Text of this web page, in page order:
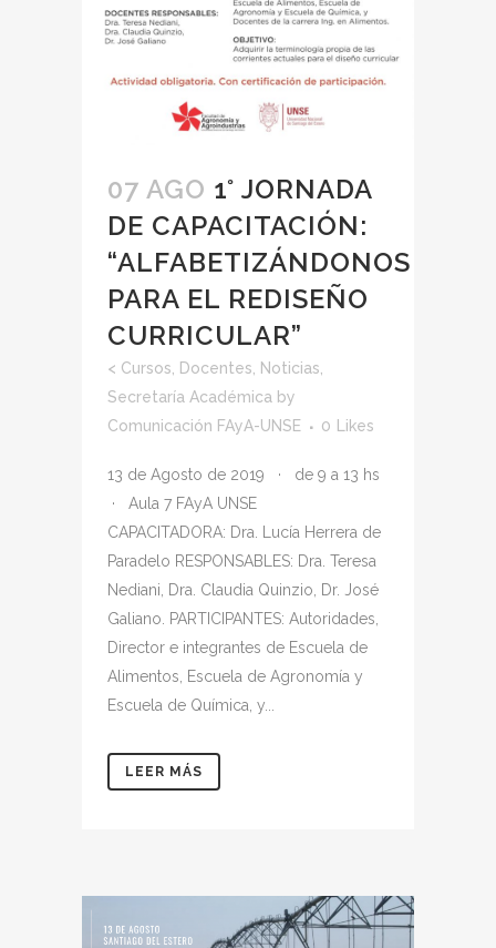
07 AGO 1° JORNADA
DE CAPACITACIÓN:
“ALFABETIZÁNDONOS
PARA EL REDISEÑO
CURRICULAR”
< Cursos Docentes Noticias
Secretaría Académica by
Comunicación FAyA-UNSE
0 Likes
13 de Agosto de 2019 · de 9 a 13 hs
· Aula 7 FAyA UNSE
CAPACITADORA: Dra. Lucía Herrera de
Paradelo RESPONSABLES: Dra. Teresa
Nediani, Dra. Claudia Quinzio, Dr. José
Galiano. PARTICIPANTES: Autoridades,
Director e integrantes de Escuela de
Alimentos, Escuela de Agronomía y
Escuela de Química, y...
LEER MÁS